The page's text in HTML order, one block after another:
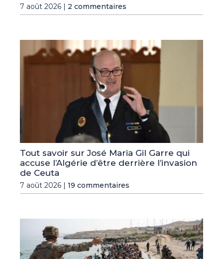
7 août 2026 | 2 commentaires
Tout savoir sur José Maria Gil Garre qui
accuse l’Algérie d’être derrière l’invasion
de Ceuta
7 août 2026 | 19 commentaires